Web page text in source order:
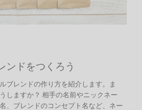
ンドをつくろう
ブレンドの作り方を紹介します。ま
しますか？ 相手の名前やニックネー
、ブレンドのコンセプト名など、ネー